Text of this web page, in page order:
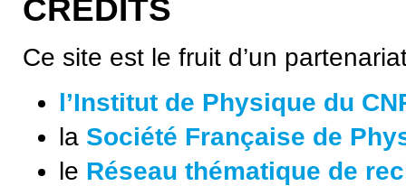
? Ça résiste...
Quels matériaux ?
CREDITS
Ce site est le fruit d’un
l’Institut de Physique du
la Société Française de
le Réseau thématique de